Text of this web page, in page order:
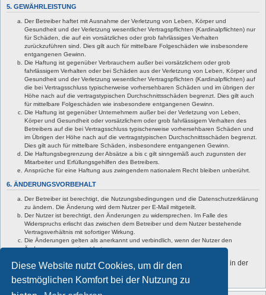
Diese Website nutzt Cookies, um dir den
bestmöglichen Komfort bei der Nutzung zu
5. GEWÄHRLEISTUNG
Der Betreiber haftet mit Ausnahme der Verletzung von Leben, Körper und
Gesundheit und der Verletzung wesentlicher Vertragspflichten (Kardinalpflichten) nur
für Schäden, die auf ein vorsätzliches oder grob fahrlässiges Verhalten
zurückzuführen sind. Dies gilt auch für mittelbare Folgeschäden wie insbesondere
entgangenen Gewinn.
Die Haftung ist gegenüber Verbrauchern außer bei vorsätzlichem oder grob
fahrlässigem Verhalten oder bei Schäden aus der Verletzung von Leben, Körper und
Gesundheit und der Verletzung wesentlicher Vertragspflichten (Kardinalpflichten) auf
die bei Vertragsschluss typischerweise vorhersehbaren Schäden und im übrigen der
Höhe nach auf die vertragstypischen Durchschnittsschäden begrenzt. Dies gilt auch
für mittelbare Folgeschäden wie insbesondere entgangenen Gewinn.
Die Haftung ist gegenüber Unternehmern außer bei der Verletzung von Leben,
Körper und Gesundheit oder vorsätzlichem oder grob fahrlässigem Verhalten des
Betreibers auf die bei Vertragsschluss typischerweise vorhersehbaren Schäden und
im Übrigen der Höhe nach auf die vertragstypischen Durchschnittsschäden begrenzt.
Dies gilt auch für mittelbare Schäden, insbesondere entgangenen Gewinn.
Die Haftungsbegrenzung der Absätze a bis c gilt sinngemäß auch zugunsten der
Mitarbeiter und Erfüllungsgehilfen des Betreibers.
Ansprüche für eine Haftung aus zwingendem nationalem Recht bleiben unberührt.
6. ÄNDERUNGSVORBEHALT
Der Betreiber ist berechtigt, die Nutzungsbedingungen und die Datenschutzerklärung
zu ändern. Die Änderung wird dem Nutzer per E-Mail mitgeteilt.
Der Nutzer ist berechtigt, den Änderungen zu widersprechen. Im Falle des
Widerspruchs erlischt das zwischen dem Betreiber und dem Nutzer bestehende
Vertragsverhältnis mit sofortiger Wirkung.
Die Änderungen gelten als anerkannt und verbindlich, wenn der Nutzer den
Änderungen zugestimmt hat.
Informationen über den Umgang mit deinen persönlichen Daten sind in der